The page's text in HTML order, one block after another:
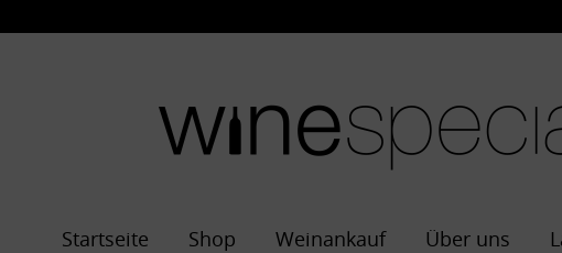
Startseite Shop Weinankauf Über uns